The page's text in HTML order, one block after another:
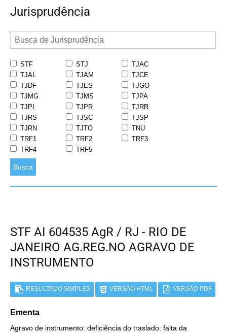
Jurisprudência
STF STJ
TJAC
TJAL
TJAM
TJCE
TJDF
TJES
TJGO
TJMG
TJMS
TJPA
TJPI
TJPR
TJRR
TJRS
TJSC
TJSP
TJRN
TJTO
TNU
TRF1
TRF2
TRF3
TRF4
TRF5
Busca
STF AI 604535 AgR / RJ - RIO DE
JANEIRO AG.REG.NO AGRAVO DE
INSTRUMENTO
RESULTADO SIMPLES VERSÃO HTML VERSÃO PDF
Ementa
Agravo de instrumento: deficiência do traslado: falta da